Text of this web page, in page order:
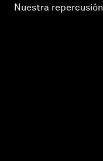
Nuestra repercusión